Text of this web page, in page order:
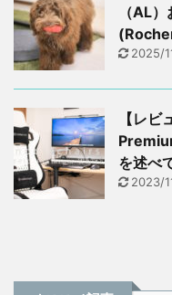
（AL
2025/
【レ
を述べ
2023/